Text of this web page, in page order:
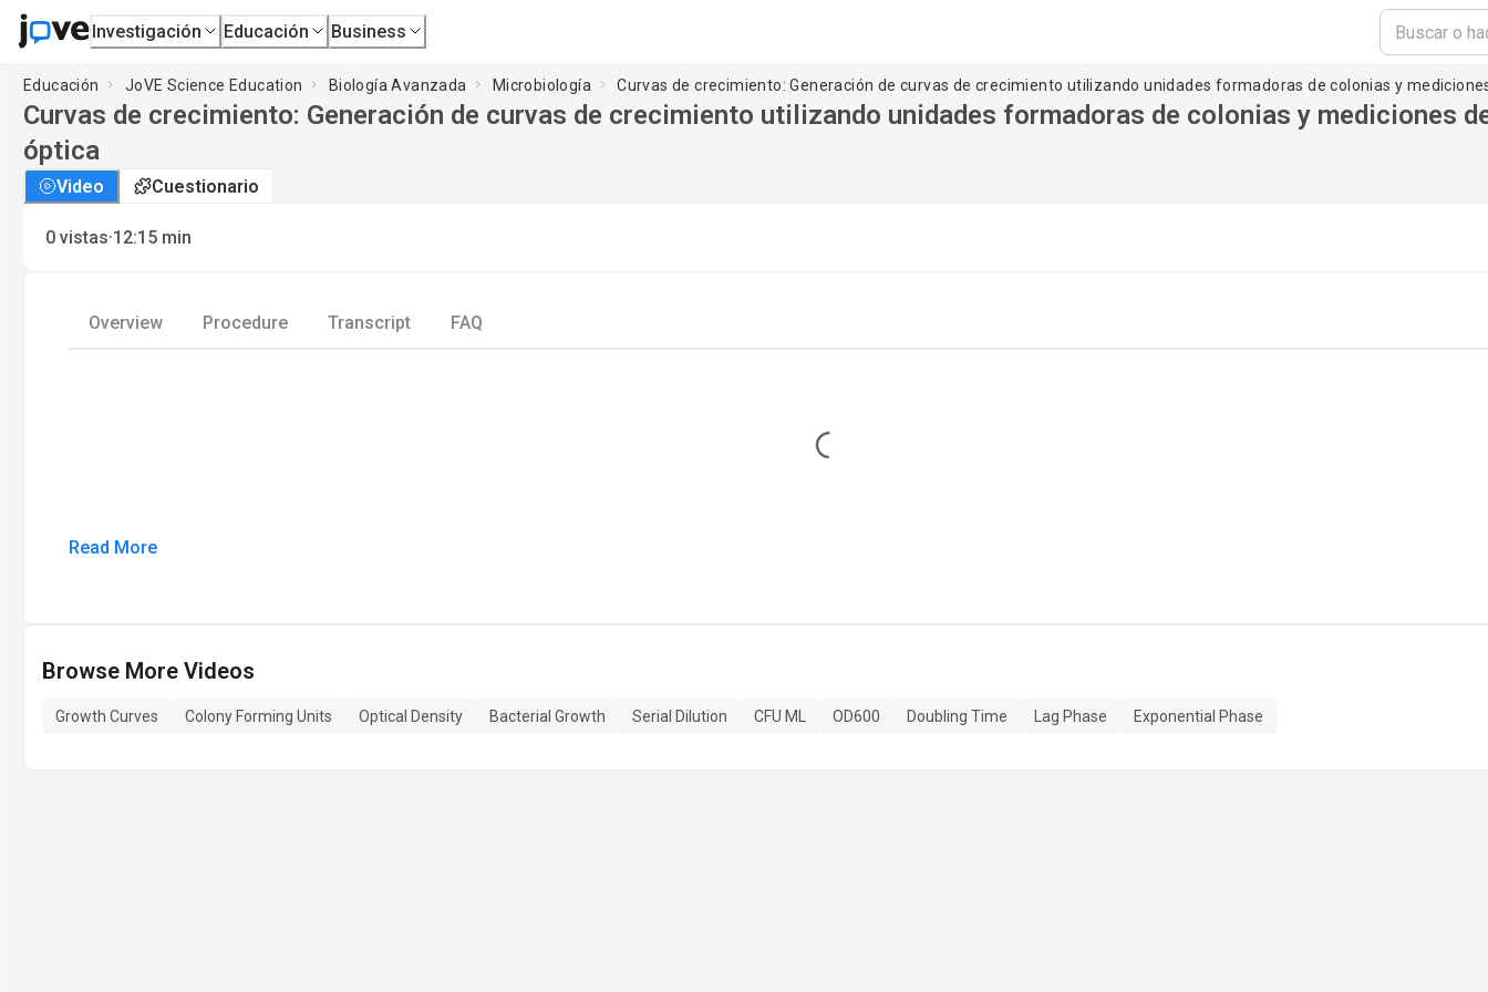
Investigación Educación Business
Educación JoVE Science Education Biología Avanzada Microbiología Curvas de crecimiento: Generación de curvas de crecimiento utilizando unidades formadoras de colonias y
Curvas de crecimiento: Generación de curvas de crecimiento utilizando unidades formadoras de colonias y mediciones
óptica
Video Cuestionario
0 vistas·12:15 min
Overview Procedure Transcript FAQ
Loading...
Read More
Browse More Videos
Growth Curves Colony Forming Units Optical Density Bacterial Growth Serial Dilution CFU ML OD600 Doubling Time Lag Phase Exponential Phase